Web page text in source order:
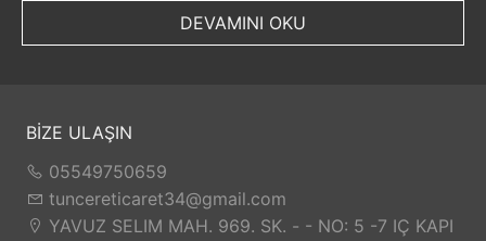
DEVAMINI OKU
BİZE ULAŞIN
05549750659
tuncereticaret34@gmail.com
YAVUZ SELIM MAH. 969. SK. - - NO: 5 -7 IÇ KAPI